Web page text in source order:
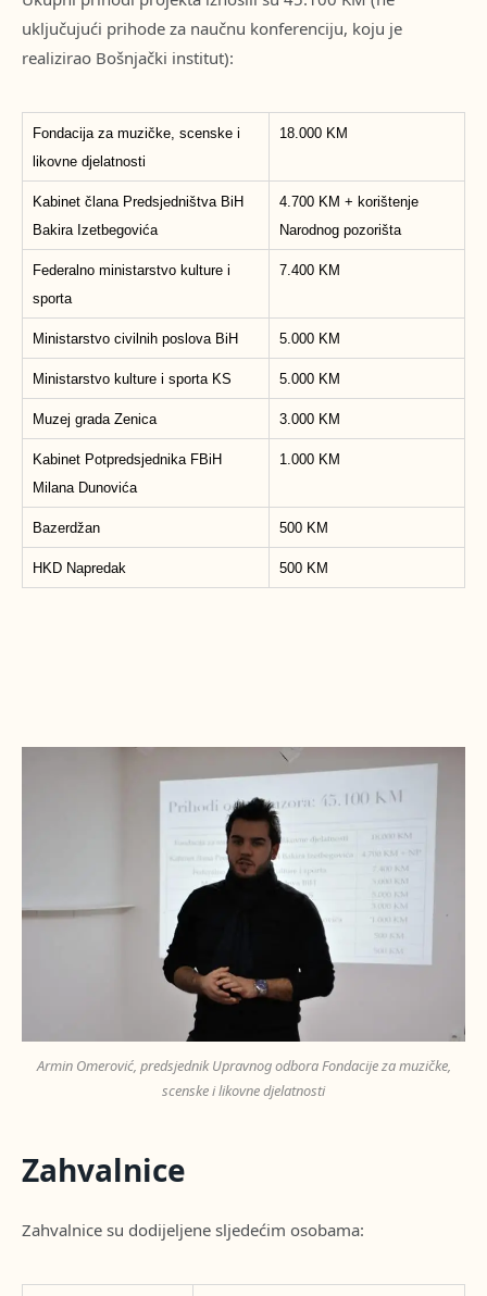
uključujući prihode za naučnu konferenciju, koju je
realizirao Bošnjački institut):
Fondacija za muzičke, scenske i
likovne djelatnosti
18.000 KM
Kabinet člana Predsjedništva BiH
Bakira Izetbegovića
4.700 KM + korištenje
Narodnog pozorišta
Federalno ministarstvo kulture i
sporta
7.400 KM
Ministarstvo civilnih poslova BiH 5.000 KM
Ministarstvo kulture i sporta KS 5.000 KM
Muzej grada Zenica 3.000 KM
Kabinet Potpredsjednika FBiH
Milana Dunovića
1.000 KM
Bazerdžan 500 KM
HKD Napredak 500 KM
Armin Omerović, predsjednik Upravnog odbora Fondacije za muzičke,
scenske i likovne djelatnosti
Zahvalnice
Zahvalnice su dodijeljene sljedećim osobama: